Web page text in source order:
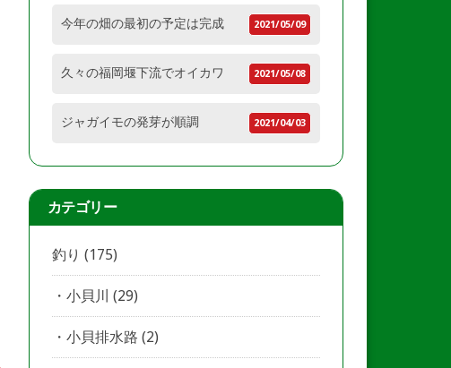
今年の畑の最初の予定は完成 2021/05/09
久々の福岡堰下流でオイカワ 2021/05/08
ジャガイモの発芽が順調 2021/04/03
カテゴリー
釣り (175)
小貝川 (29)
小貝排水路 (2)